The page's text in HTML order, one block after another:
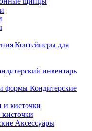
Контейнеры для
инвентарь
Кондитерские
Аксессуары